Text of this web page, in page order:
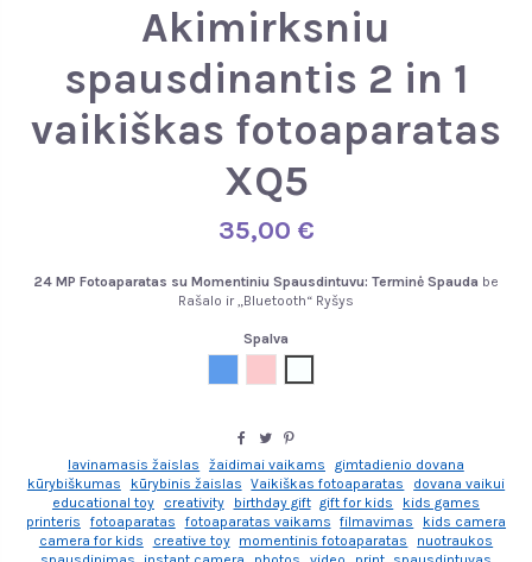
Akimirksniu
spausdinantis 2 in 1
vaikiškas fotoaparatas
XQ5
35,00 €
24 MP Fotoaparatas su Momentiniu Spausdintuvu: Terminė Spauda be
Rašalo ir „Bluetooth“ Ryšys
Spalva
lavinamasis žaislas žaidimai vaikams
gimtadienio dovana
kūrybiškumas
kūrybinis žaislas Vaikiškas fotoaparatas
dovana vaikui
educational toy
creativity birthday gift gift for kids
kids games
printeris
fotoaparatas fotoaparatas vaikams filmavimas
kids camera
camera for kids
creative toy momentinis fotoaparatas
nuotraukos